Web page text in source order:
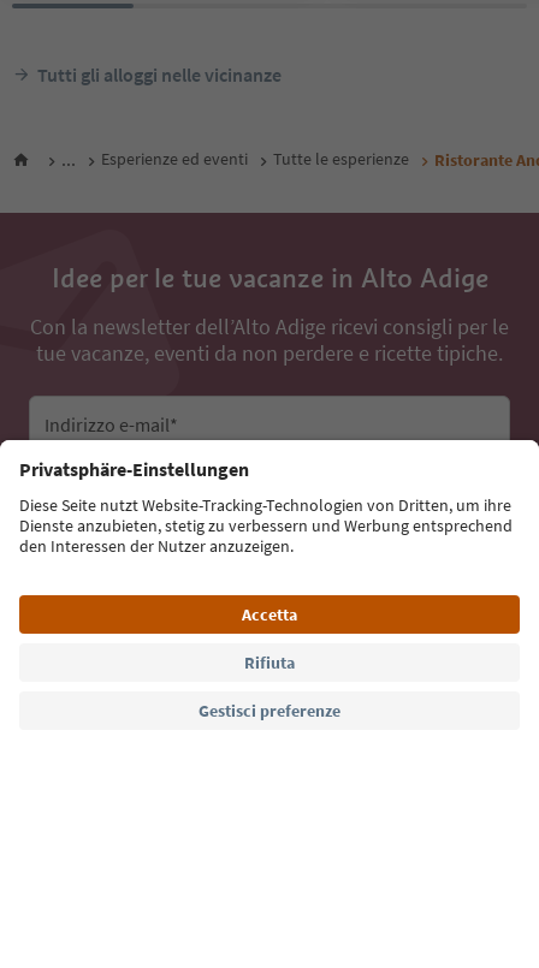
Tutti gli alloggi nelle vicinanze
... Esperienze ed eventi Tutte le esperienze Ristorante
Idee per le tue vacanze in Alto Adige
Con la newsletter dell’Alto Adige ricevi consigli per le
tue vacanze, eventi da non perdere e ricette tipiche.
Indirizzo e-mail*
Iscriviti alla newsletter